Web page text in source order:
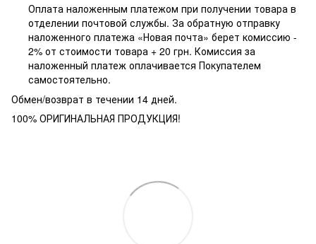
Оплата наложенным платежом при получении товара в
отделении почтовой службы. За обратную отправку
наложенного платежа «Новая почта» берет комиссию -
2% от стоимости товара + 20 грн. Комиссия за
наложенный платеж оплачивается Покупателем
самостоятельно.
Обмен/возврат в течении 14 дней.
100% ОРИГИНАЛЬНАЯ ПРОДУКЦИЯ!